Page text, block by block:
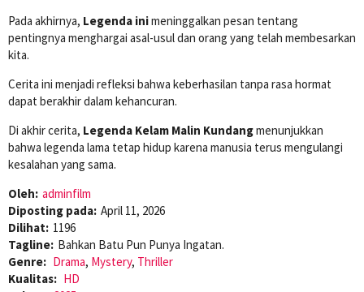
Pada akhirnya, Legenda inimeninggalkan pesan tentang
pentingnya menghargai asal-usul dan orang yang telah membesarkan
kita.
Cerita ini menjadi refleksi bahwa keberhasilan tanpa rasa hormat
dapat berakhir dalam kehancuran.
Di akhir cerita, Legenda Kelam Malin Kundangmenunjukkan
bahwa legenda lama tetap hidup karena manusia terus mengulangi
kesalahan yang sama.
Oleh: adminfilm
Diposting pada: April 11, 2026
Dilihat: 1196
Tagline: Bahkan Batu Pun Punya Ingatan.
Genre: Drama, Mystery, Thriller
Kualitas: HD